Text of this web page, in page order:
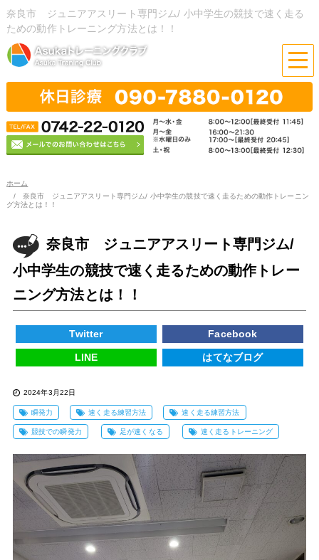
奈良市 ジュニアアスリート専門ジム/ 小中学生の競技で速く走る
ための動作トレーニング方法とは！！
ホーム
奈良市 ジュニアアスリート専門ジム/ 小中学生の競技で速く走るための動作トレーニン
グ方法とは！！
奈良市 ジュニアアスリート専門ジム/
小中学生の競技で速く走るための動作トレー
ニング方法とは！！
Twitter Facebook
LINE はてなブログ
2024年3月22日
瞬発力 速く走る練習方法 速く走る練習方法
競技での瞬発力 足が速くなる 速く走るトレーニング